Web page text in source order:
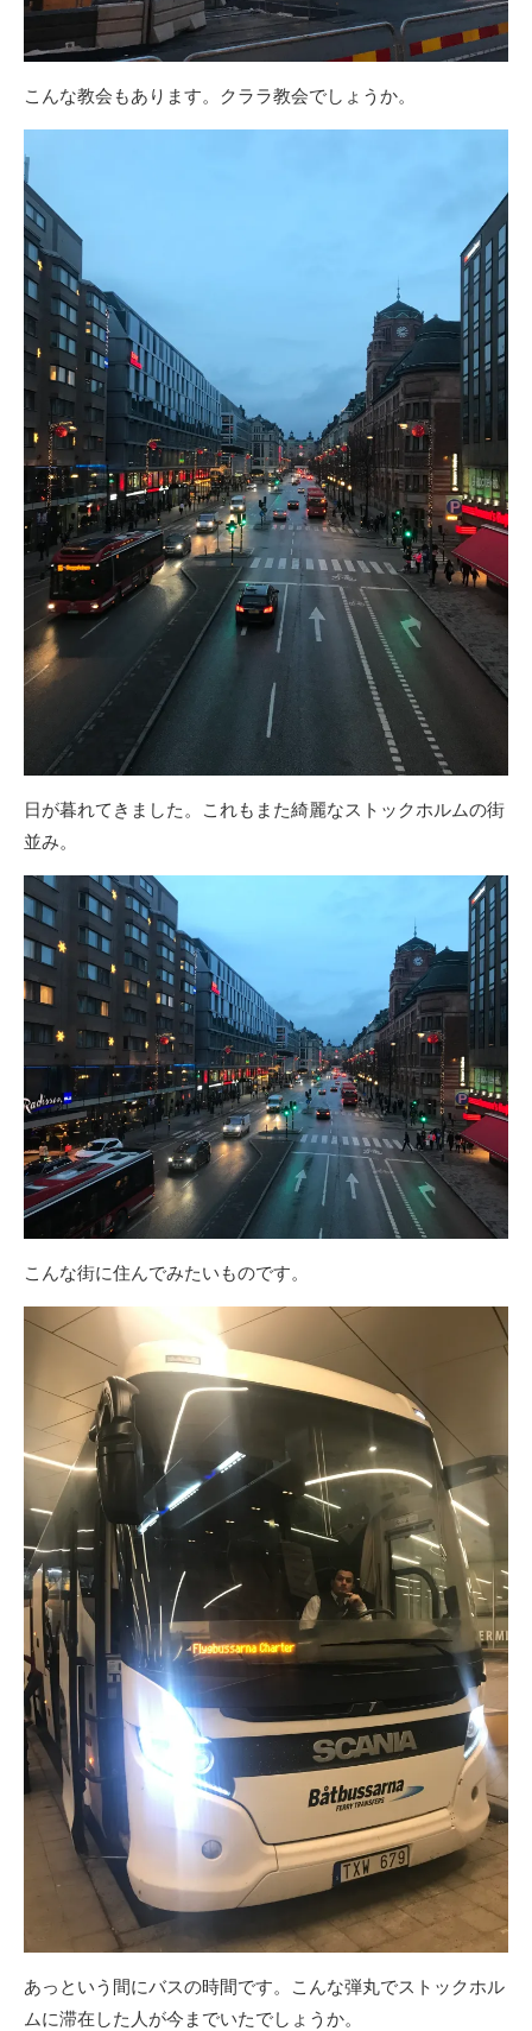
こんな教会もあります。クララ教会でしょうか。
日が暮れてきました。これもまた綺麗なストックホルムの街
並み。
こんな街に住んでみたいものです。
あっという間にバスの時間です。こんな弾丸でストックホル
ムに滞在した人が今までいたでしょうか。